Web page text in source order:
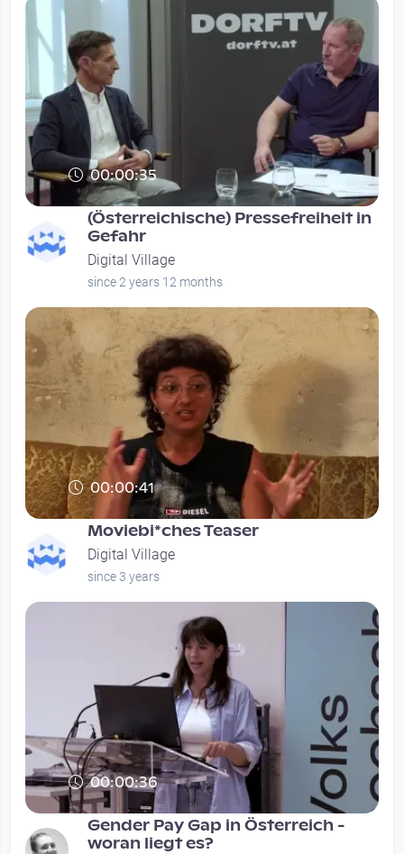
00:00:35
(Österreichische) Pressefreiheit in
Gefahr
Digital Village
since 2 years 12 months
00:00:41
Moviebi*ches Teaser
Digital Village
since 3 years
00:00:36
Gender Pay Gap in Österreich -
woran liegt es?